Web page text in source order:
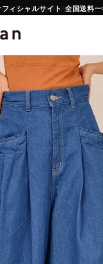
新規会員登録特典 500ポイ